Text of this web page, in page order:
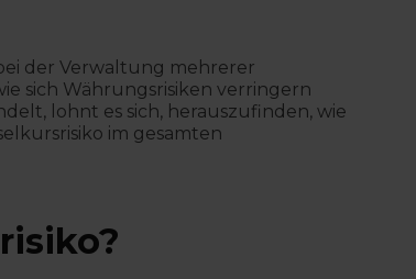
der Verwaltung mehrerer
sich Währungsrisiken verringern
lohnt es sich, herauszufinden, wie
im gesamten